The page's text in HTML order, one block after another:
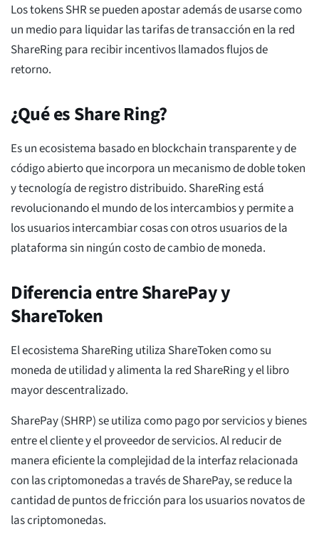
Los tokens SHR se pueden apostar además de usarse como
un medio para liquidar las tarifas de transacción en la red
ShareRing para recibir incentivos llamados flujos de
retorno.
¿Qué es Share Ring?
Es un ecosistema basado en blockchain transparente y de
código abierto que incorpora un mecanismo de doble token
y tecnología de registro distribuido. ShareRing está
revolucionando el mundo de los intercambios y permite a
los usuarios intercambiar cosas con otros usuarios de la
plataforma sin ningún costo de cambio de moneda.
Diferencia entre SharePay y
ShareToken
El ecosistema ShareRing utiliza ShareToken como su
moneda de utilidad y alimenta la red ShareRing y el libro
mayor descentralizado.
SharePay (SHRP) se utiliza como pago por servicios y bienes
entre el cliente y el proveedor de servicios. Al reducir de
manera eficiente la complejidad de la interfaz relacionada
con las criptomonedas a través de SharePay, se reduce la
cantidad de puntos de fricción para los usuarios novatos de
las criptomonedas.